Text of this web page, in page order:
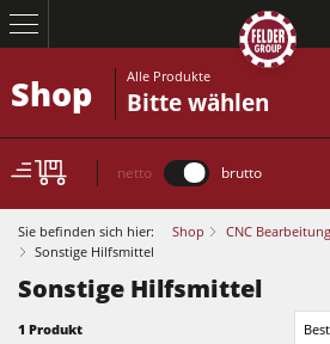
Kreissägen und Formatkreissägen
Shop Alle Produkte
Bitte wählen
netto brutto
Sie befinden sich hier: Shop CNC
Sonstige Hilfsmittel
Sonstige Hilfsmittel
1 Produkt